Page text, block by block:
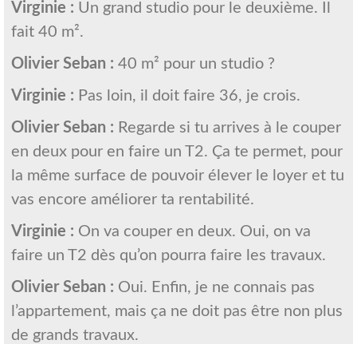
Virginie : Un grand studio pour le deuxième. Il
fait 40 m².
Olivier Seban : 40 m² pour un studio ?
Virginie : Pas loin, il doit faire 36, je crois.
Olivier Seban : Regarde si tu arrives à le couper
en deux pour en faire un T2. Ça te permet, pour
la même surface de pouvoir élever le loyer et tu
vas encore améliorer ta rentabilité.
Virginie : On va couper en deux. Oui, on va
faire un T2 dès qu’on pourra faire les travaux.
Olivier Seban : Oui. Enfin, je ne connais pas
l’appartement, mais ça ne doit pas être non plus
de grands travaux.